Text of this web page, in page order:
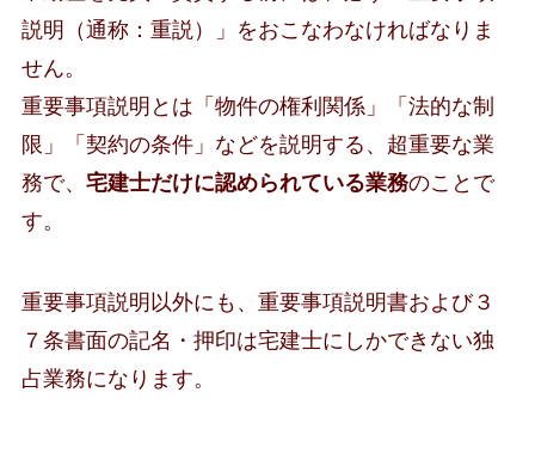
説明（通称：重説）」をおこなわなければなりま
せん。
重要事項説明とは「物件の権利関係」「法的な制
限」「契約の条件」などを説明する、超重要な業
務で、 宅建士だけに認められている業務のことで
す。
重要事項説明以外にも、重要事項説明書および３
７条書面の記名・押印は宅建士にしかできない独
占業務になります。